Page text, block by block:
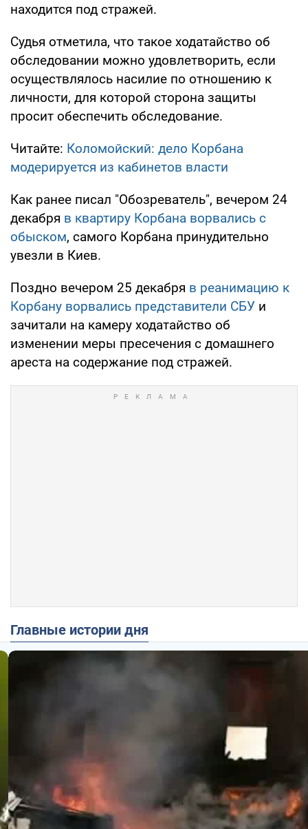
находится под стражей.
Судья отметила, что такое ходатайство об
обследовании можно удовлетворить, если
осуществлялось насилие по отношению к
личности, для которой сторона защиты
просит обеспечить обследование.
Читайте: Коломойский: дело Корбана
модерируется из кабинетов власти
Как ранее писал "Обозреватель", вечером 24
декабря в квартиру Корбана ворвались с
обыском, самого Корбана принудительно
увезли в Киев.
Поздно вечером 25 декабря в реанимацию к
Корбану ворвались представители СБУ и
зачитали на камеру ходатайство об
изменении меры пресечения с домашнего
ареста на содержание под стражей.
Главные истории дня